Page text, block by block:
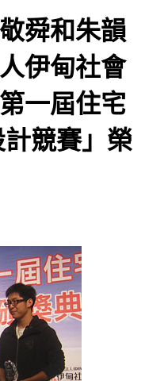
舜和朱韻
伊甸社會
一屆住宅
競賽」榮